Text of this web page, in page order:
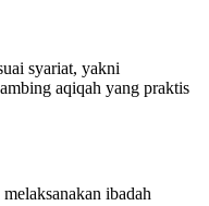
syariat, yakni
aqiqah yang praktis
ibadah